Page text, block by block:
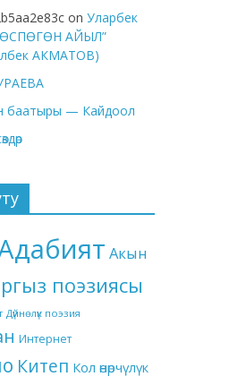
on Уларбек
ӨСПӨГӨН АЙЫЛ”
АКМАТОВ)
баатыры — Кайдоол
Акын
поэзиясы
Дүйнөлүк поэзия
Интернет
Китеп Кол өнөрчүлүк